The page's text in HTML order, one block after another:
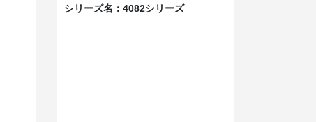
シリーズ名： 4082シリーズ